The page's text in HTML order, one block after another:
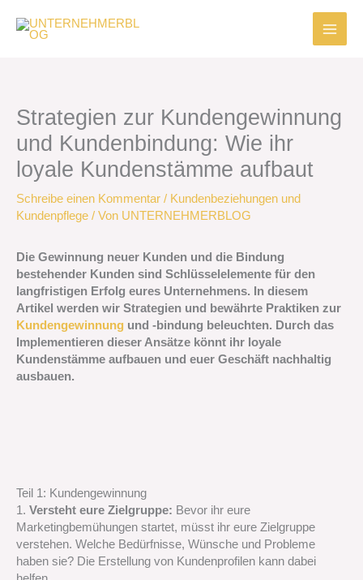
Inhalt
springen
Strategien zur Kundengewinnung
und Kundenbindung: Wie ihr
loyale Kundenstämme aufbaut
Schreibe einen Kommentar / Kundenbeziehungen und
Kundenpflege / Von UNTERNEHMERBLOG
Die Gewinnung neuer Kunden und die Bindung
bestehender Kunden sind Schlüsselelemente für den
langfristigen Erfolg eures Unternehmens. In diesem
Artikel werden wir Strategien und bewährte Praktiken zur
Kundengewinnung und -bindung beleuchten. Durch das
Implementieren dieser Ansätze könnt ihr loyale
Kundenstämme aufbauen und euer Geschäft nachhaltig
ausbauen.
Teil 1: Kundengewinnung
1. Versteht eure Zielgruppe: Bevor ihr eure
Marketingbemühungen startet, müsst ihr eure Zielgruppe
verstehen. Welche Bedürfnisse, Wünsche und Probleme
haben sie? Die Erstellung von Kundenprofilen kann dabei